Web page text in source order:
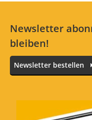
Newsletter
bleiben!
Newsletter bestellen